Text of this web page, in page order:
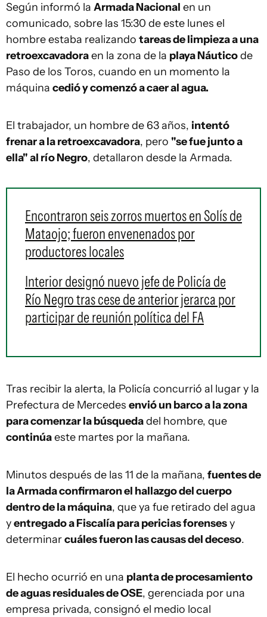
Según informó la Armada Nacional en un
comunicado, sobre las 15:30 de este lunes el
hombre estaba realizando tareas de limpieza a una
retroexcavadoraen la zona de la playa Náuticode
Paso de los Toros, cuando en un momento la
máquina cedió y comenzó a caer al agua.
El trabajador, un hombre de 63 años, intentó
frenar a la retroexcavadora, pero "se fue junto a
ella" al río Negro, detallaron desde la Armada.
Encontraron seis zorros muertos en Solís de
Mataojo; fueron envenenados por
productores locales
Interior designó nuevo jefe de Policía de
Río Negro tras cese de anterior jerarca por
participar de reunión política del FA
Tras recibir la alerta, la Policía concurrió al lugar y la
Prefectura de Mercedes envió un barco a la zona
para comenzar la búsquedadel hombre, que
continúaeste martes por la mañana.
Minutos después de las 11 de la mañana, fuentes de
la Armada confirmaron el hallazgo del cuerpo
dentro de la máquina, que ya fue retirado del agua
yentregado a Fiscalía para pericias forensesy
determinarcuáles fueron las causas del deceso.
El hecho ocurrió en una planta de procesamiento
de aguas residuales de OSE, gerenciada por una
empresa privada, consignó el medio local